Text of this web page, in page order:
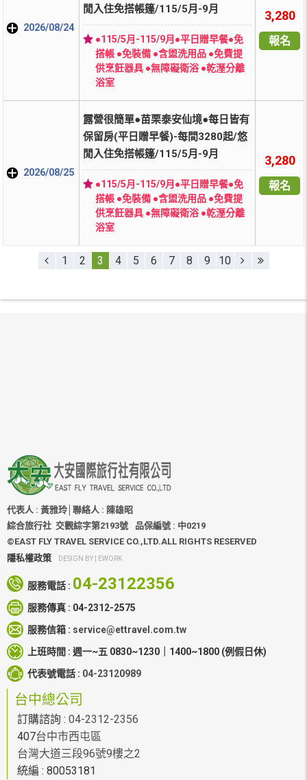
2026/08/24
閒入住免搭帳篷/115/5月-9月
●115/5月-115/9月●平日贈早餐●免
搭帳 ●免裝備 ●含盥洗用品 ●免費提
供烹飪器具 ●無障礙衛浴 ●乾溼分離
浴室
3,280
報名
2026/08/25
露營很簡單●苗栗泰安仙境●每日皆有
保留房(平日贈早餐)-每間3280起/悠
閒入住免搭帳篷/115/5月-9月
●115/5月-115/9月●平日贈早餐●免
搭帳 ●免裝備 ●含盥洗用品 ●免費提
供烹飪器具 ●無障礙衛浴 ●乾溼分離
浴室
3,280
報名
1 2 3 4 5 6 7 8 9 10
代表人 : 黃雅玲│聯絡人 : 陳雄昭
綜合旅行社 交觀綜字第2193號
品保編號 : 中0219
©EAST FLY TRAVEL SERVICE CO.,LTD.ALL RIGHTS RESERVED
隱私權政策
DESIGN BY | EWORK
服務電話 : 04-23122356
服務傳真 : 04-2312-2575
服務信箱 : service@ettravel.com.tw
上班時間 : 週一~五 0830~1230｜1400~1800 (例假日休)
代表號電話 : 04-23120989
台中總公司
訂購諮詢 : 04-2312-2356
407台中市西屯區
台灣大道三段96號9樓之2
統編 : 80053181